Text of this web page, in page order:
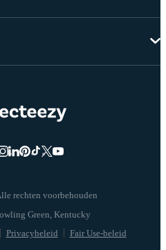
rechten voorbehouden
Privacybeleid Fair Use-beleid